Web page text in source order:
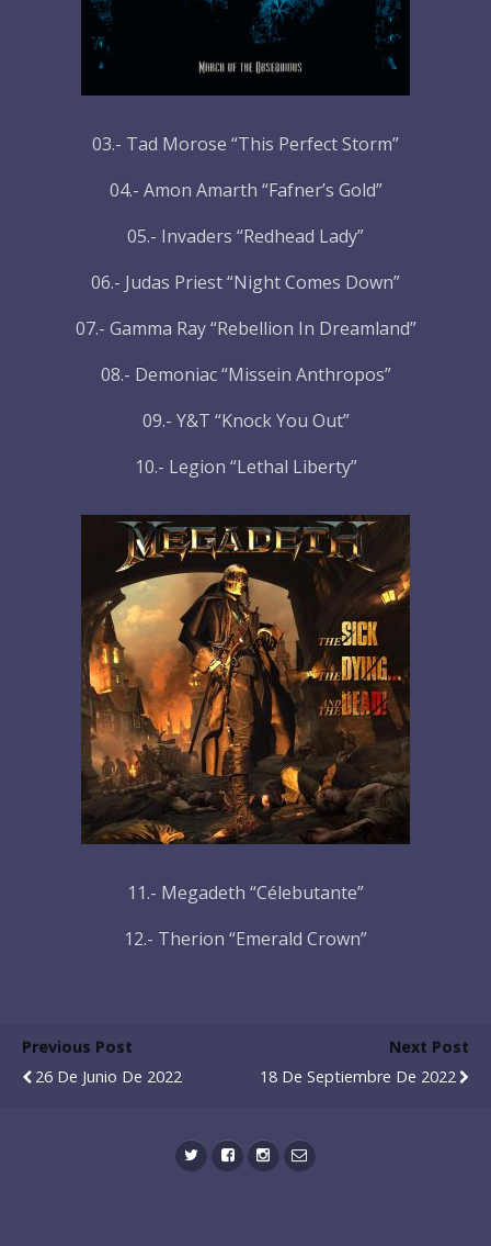
03.- Tad Morose “This Perfect Storm”
04.- Amon Amarth “Fafner’s Gold”
05.- Invaders “Redhead Lady”
06.- Judas Priest “Night Comes Down”
07.- Gamma Ray “Rebellion In Dreamland”
08.- Demoniac “Missein Anthropos”
09.- Y&T “Knock You Out”
10.- Legion “Lethal Liberty”
11.- Megadeth “Célebutante”
12.- Therion “Emerald Crown”
Previous Post
26 De Junio De 2022
Next Post
18 De Septiembre De 2022